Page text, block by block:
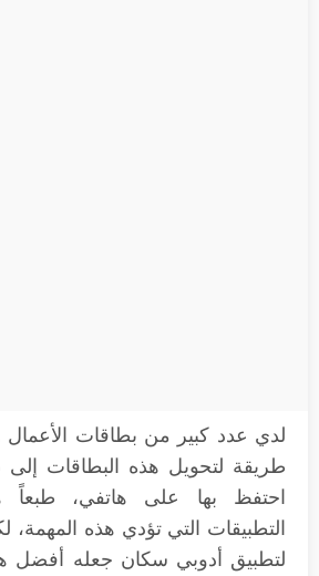
لدي عدد كبير من بطاقات
طريقة لتحويل هذه البطاقات
احتفظ بها على هاتفي، طبعاً
التطبيقات التي تؤدي هذه المهمة،
لتطبيق أدوبي سكان جعله أفضل